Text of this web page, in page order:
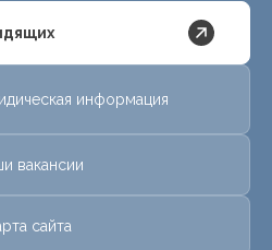
информация
вакансии
сайта